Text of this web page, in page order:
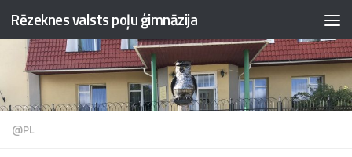
Przejdź do treści
Rēzeknes valsts poļu ģimnāzija
@PL